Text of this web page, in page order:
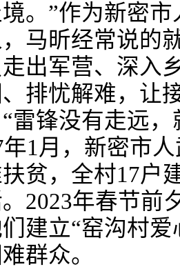
。”作为新密
马昕经常说的
走出军营、深入
排忧解难，让
雷锋没有走远
月，新密市人
贫，全村17户
2023年春节前
建立“窑沟村
群众。